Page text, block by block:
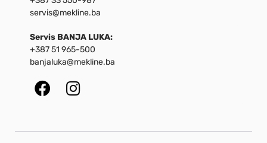
servis@mekline.ba
Servis BANJA LUKA:
+387 51 965-500
banjaluka@mekline.ba